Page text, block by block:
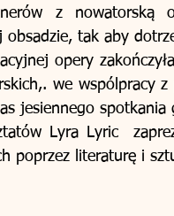
z
opery
we wspólpracy
jesiennego spotkania
Lyra Lyric
poprzez literaturę i